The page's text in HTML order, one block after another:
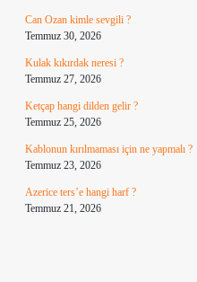
Can Ozan kimle sevgili ?
Temmuz 30, 2026
Kulak kıkırdak neresi ?
Temmuz 27, 2026
Ketçap hangi dilden gelir ?
Temmuz 25, 2026
Kablonun kırılmaması için ne yapmalı ?
Temmuz 23, 2026
Azerice ters’e hangi harf ?
Temmuz 21, 2026